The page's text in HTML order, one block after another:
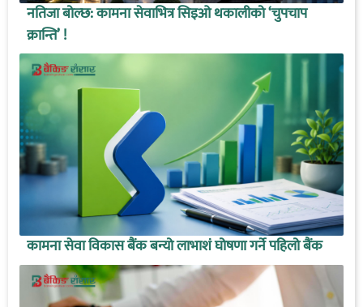
नतिजा बोल्छ: कामना सेवाभित्र सिइओ थकालीको ‘चुपचाप
क्रान्ति’ !
कामना सेवा विकास बैंक बन्यो लाभाशं घोषणा गर्ने पहिलो बैंक